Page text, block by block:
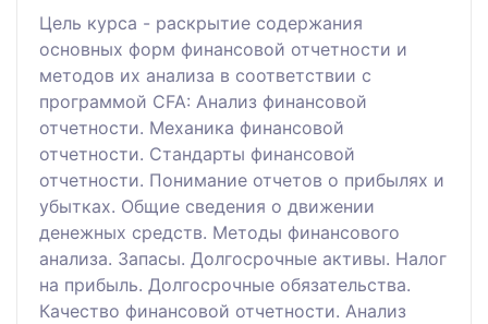
Цель курса - раскрытие содержания
основных форм финансовой отчетности и
методов их анализа в соответствии с
программой CFA: Анализ финансовой
отчетности. Механика финансовой
отчетности. Стандарты финансовой
отчетности. Понимание отчетов о прибылях и
убытках. Общие сведения о движении
денежных средств. Методы финансового
анализа. Запасы. Долгосрочные активы. Налог
на прибыль. Долгосрочные обязательства.
Качество финансовой отчетности. Анализ